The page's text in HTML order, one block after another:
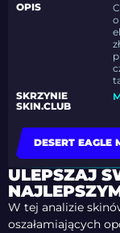
OPIS
SKRZYNIE
SKIN.CLUB
DESERT EAGLE
ULEPSZAJ
W tej analizie
oszałamiających